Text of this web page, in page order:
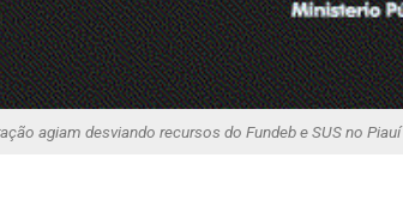
agiam desviando recursos do Fundeb e SUS no Piauí